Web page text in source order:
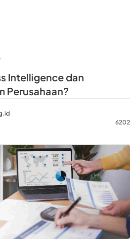
Intelligence dan
Perusahaan?
6202